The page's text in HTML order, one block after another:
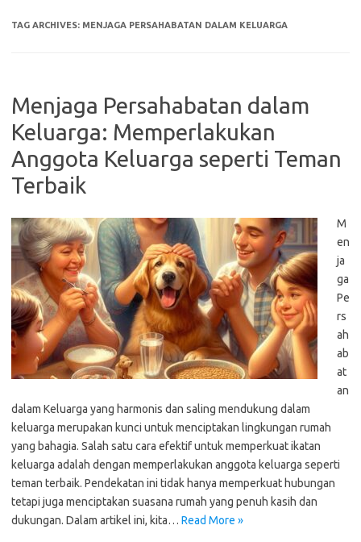
TAG ARCHIVES: MENJAGA PERSAHABATAN DALAM KELUARGA
Menjaga Persahabatan dalam
Keluarga: Memperlakukan
Anggota Keluarga seperti Teman
Terbaik
M
en
ja
ga
Pe
rs
ah
ab
at
an
dalam Keluarga yang harmonis dan saling mendukung dalam
keluarga merupakan kunci untuk menciptakan lingkungan rumah
yang bahagia. Salah satu cara efektif untuk memperkuat ikatan
keluarga adalah dengan memperlakukan anggota keluarga seperti
teman terbaik. Pendekatan ini tidak hanya memperkuat hubungan
tetapi juga menciptakan suasana rumah yang penuh kasih dan
dukungan. Dalam artikel ini, kita… Read More »